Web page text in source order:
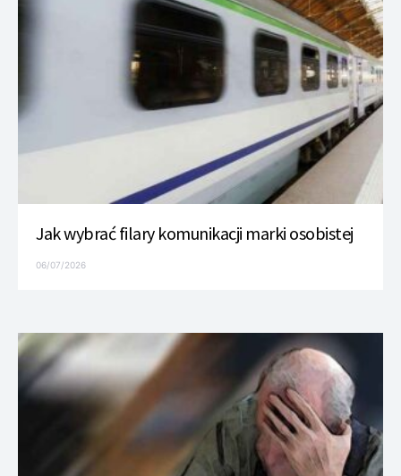
Jak wybrać filary komunikacji marki osobistej
06/07/2026